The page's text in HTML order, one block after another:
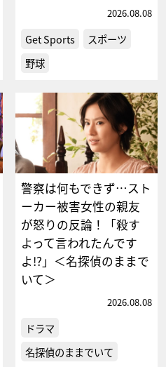
2026.08.08
Get Sports
スポーツ
野球
警察は何もできず…スト
ーカー被害女性の親友
が怒りの反論！「殺す
よって言われたんです
よ!?」＜名探偵のままで
いて＞
2026.08.08
ドラマ
名探偵のままでいて